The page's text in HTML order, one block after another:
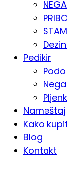
Pedikir
Nameštaj
Kako
Blog
Kontakt